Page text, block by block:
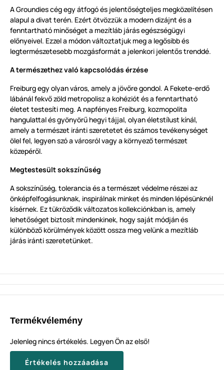
A Groundies cég egy átfogó és jelentőségteljes megközelítésen
alapul a divat terén. Ezért ötvözzük a modern dizájnt és a
fenntartható minőséget a mezítláb járás egészségügyi
előnyeivel. Ezzel a módon változtatjuk meg a legősibb és
legtermészetesebb mozgásformát a jelenkori jelentős trenddé.
A természethez való kapcsolódás érzése
Freiburg egy olyan város, amely a jövőre gondol. A Fekete-erdő
lábánál fekvő zöld metropolisz a kohéziót és a fenntartható
életet testesíti meg. A napfényes Freiburg, kozmopolita
hangulattal és gyönyörű hegyi tájjal, olyan életstílust kínál,
amely a természet iránti szeretetet és számos tevékenységet
ölel fel, legyen szó a városról vagy a környező természet
közepéről.
Megtestesült sokszínűség
A sokszínűség, tolerancia és a természet védelme részei az
önképfelfogásunknak, inspirálnak minket és minden lépésünknél
kísérnek. Ez tükröződik változatos kollekciónkban is, amely
lehetőséget biztosít mindenkinek, hogy saját módján és
különböző körülmények között ossza meg velünk a mezítláb
járás iránti szeretetünket.
Termékvélemény
Jelenleg nincs értékelés. Legyen Ön az első!
Értékelés hozzáadása